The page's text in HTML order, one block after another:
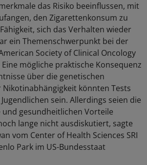
das Risiko beeinflussen, mit
den Zigarettenkonsum zu
sich das Verhalten wieder
ein Themenschwerpunkt bei der
Society of Clinical Oncology
Eine mögliche praktische Konsequenz
über die genetischen
könnten Tests
sein. Allerdings seien die
und gesundheitlichen Vorteile
lange nicht ausdiskutiert, sagte
vom Center of Health Sciences SRI
Park im US-Bundesstaat